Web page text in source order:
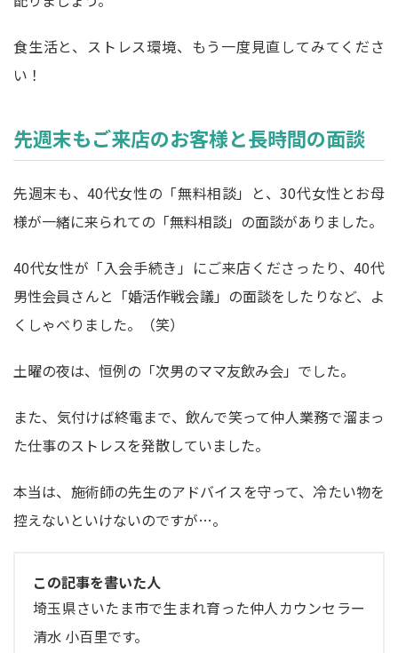
食生活と、ストレス環境、もう一度見直してみてくださ
い！
先週末もご来店のお客様と長時間の面談
先週末も、40代女性の「無料相談」と、30代女性とお母
様が一緒に来られての「無料相談」の面談がありました。
40代女性が「入会手続き」にご来店くださったり、40代
男性会員さんと「婚活作戦会議」の面談をしたりなど、よ
くしゃべりました。（笑）
土曜の夜は、恒例の「次男のママ友飲み会」でした。
また、気付けば終電まで、飲んで笑って仲人業務で溜まっ
た仕事のストレスを発散していました。
本当は、施術師の先生のアドバイスを守って、冷たい物を
控えないといけないのですが…。
この記事を書いた人
埼玉県さいたま市で生まれ育った仲人カウンセラー
清水 小百里です。